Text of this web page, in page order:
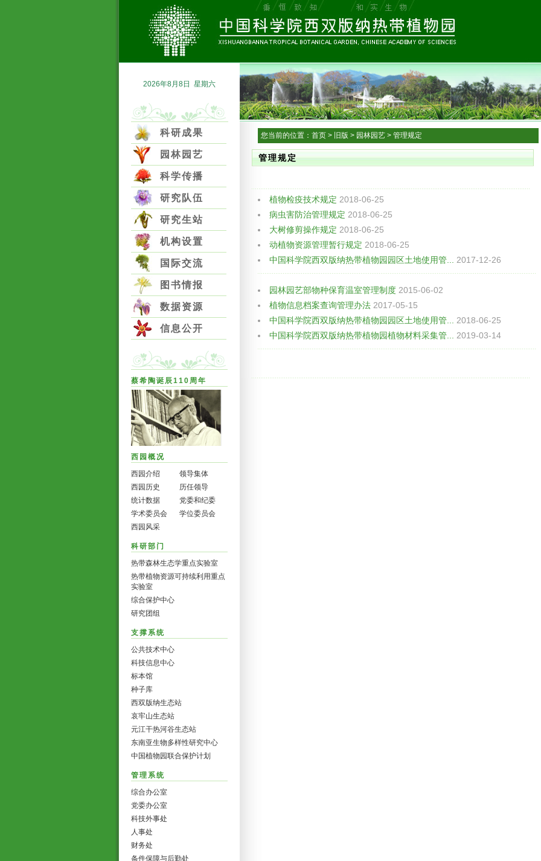
2026年8月8日 星期六
科研成果
园林园艺
科学传播
研究队伍
研究生站
机构设置
国际交流
图书情报
数据资源
信息公开
蔡希陶诞辰110周年
西园概况
西园介绍
领导集体
西园历史
历任领导
统计数据
党委和纪委
学术委员会
学位委员会
西园风采
科研部门
热带森林生态学重点实验室
热带植物资源可持续利用重点
实验室
综合保护中心
研究团组
支撑系统
公共技术中心
科技信息中心
标本馆
种子库
西双版纳生态站
哀牢山生态站
元江干热河谷生态站
东南亚生物多样性研究中心
中国植物园联合保护计划
管理系统
综合办公室
党委办公室
科技外事处
人事处
财务处
条件保障与后勤处
您当前的位置： 首页 > 旧版 > 园林园艺 > 管理规定
管理规定
植物检疫技术规定 2018-06-25
病虫害防治管理规定 2018-06-25
大树修剪操作规定 2018-06-25
动植物资源管理暂行规定 2018-06-25
中国科学院西双版纳热带植物园园区土地使用管...
2017-12-26
园林园艺部物种保育温室管理制度 2015-06-02
植物信息档案查询管理办法 2017-05-15
中国科学院西双版纳热带植物园园区土地使用管...
2018-06-25
中国科学院西双版纳热带植物园植物材料采集管...
2019-03-14